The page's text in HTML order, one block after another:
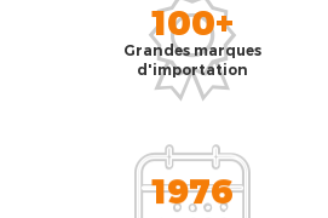
100+
Grandes marques
d'importation
1976